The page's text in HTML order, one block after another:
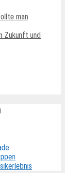
man
Zukunft und